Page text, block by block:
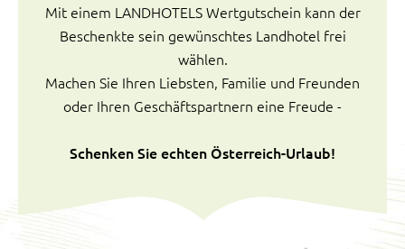
Mit einem LANDHOTELS Wertgutschein kann der
Beschenkte sein gewünschtes Landhotel frei
wählen.
Machen Sie Ihren Liebsten, Familie und Freunden
oder Ihren Geschäftspartnern eine Freude -
Schenken Sie echten Österreich-Urlaub!